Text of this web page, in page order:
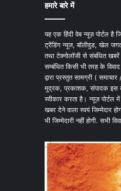
हमारे बारे में
यह एक हिंदी वेब न्यूज़ पोर्टल है
ट्रेंडिंग न्यूज, बॉलीवुड, खेल
तथा टेक्नोलॉजी से संबंधित
सम्बंधित किसी भी तरह के
द्वारा प्रस्तुत सामग्री (
मुद्रक, प्रकाशक, संपादक इस
स्वीकार करता है। न्यूज़ पोर्टल
खबर देने वाला स्वयं जिम्मेदार
भी जिम्मेदारी नहीं होगी. सभी